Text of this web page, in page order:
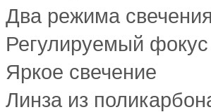
Два режима
Регулируемый
Яркое свечение
Линза из